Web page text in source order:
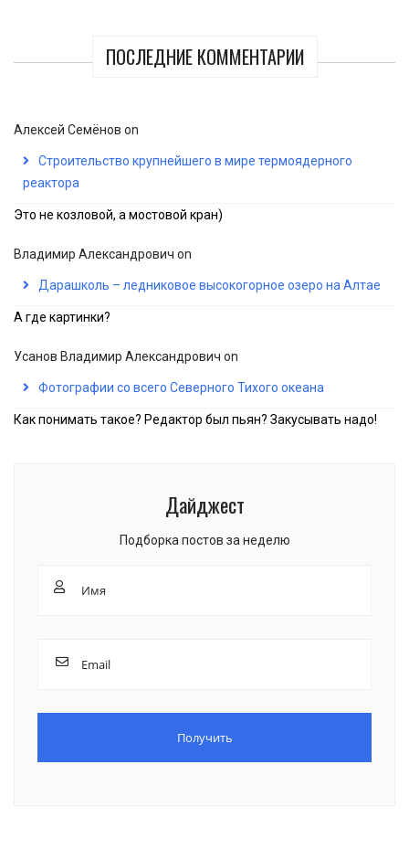
ПОСЛЕДНИЕ КОММЕНТАРИИ
Алексей Семёнов on
Строительство крупнейшего в мире термоядерного
реактора
Это не козловой, а мостовой кран)
Владимир Александрович on
Дарашколь – ледниковое высокогорное озеро на Алтае
А где картинки?
Усанов Владимир Александрович on
Фотографии со всего Северного Тихого океана
Как понимать такое? Редактор был пьян? Закусывать надо!
Дайджест
Подборка постов за неделю